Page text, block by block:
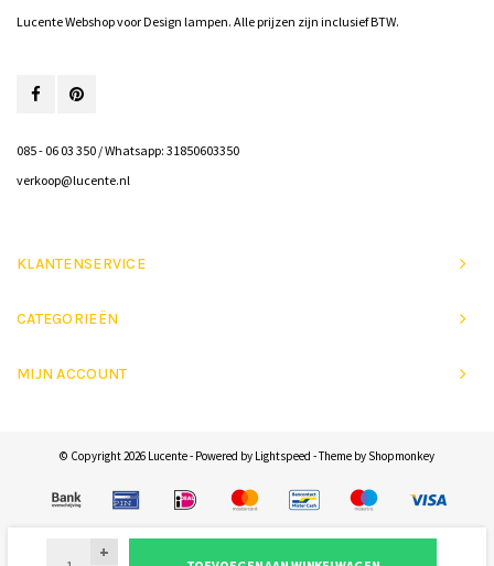
+
Lucente Webshop voor Design lampen. Alle prijzen zijn inclusief BTW.
085 - 06 03 350 / Whatsapp: 31850603350
verkoop@lucente.nl
KLANTENSERVICE
CATEGORIEËN
MIJN ACCOUNT
© Copyright 2026 Lucente - Powered by Lightspeed - Theme by Shopmonkey